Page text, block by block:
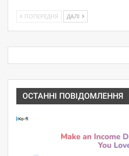
ПОПЕРЕДНЯ ДАЛІ
ОСТАННІ ПОВІДОМЛЕННЯ